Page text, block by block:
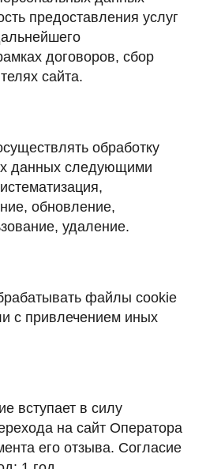
предоставления услуг
договоров, сбор
сайта.
обработку
данных следующими
обновление,
удаление.
файлы cookie
с привлечением иных
вступает в силу
на сайт Оператора
его отзыва. Согласие